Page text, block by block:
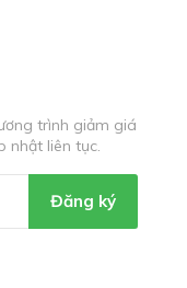
trình giảm giá
nhật liên tục.
Đăng ký